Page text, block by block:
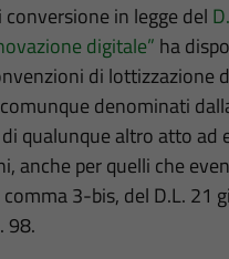
in legge del
digitale” ha
di lottizzazione
denominati
qualunque altro atto ad
anche per quelli che
3-bis, del D.L. 21
98.